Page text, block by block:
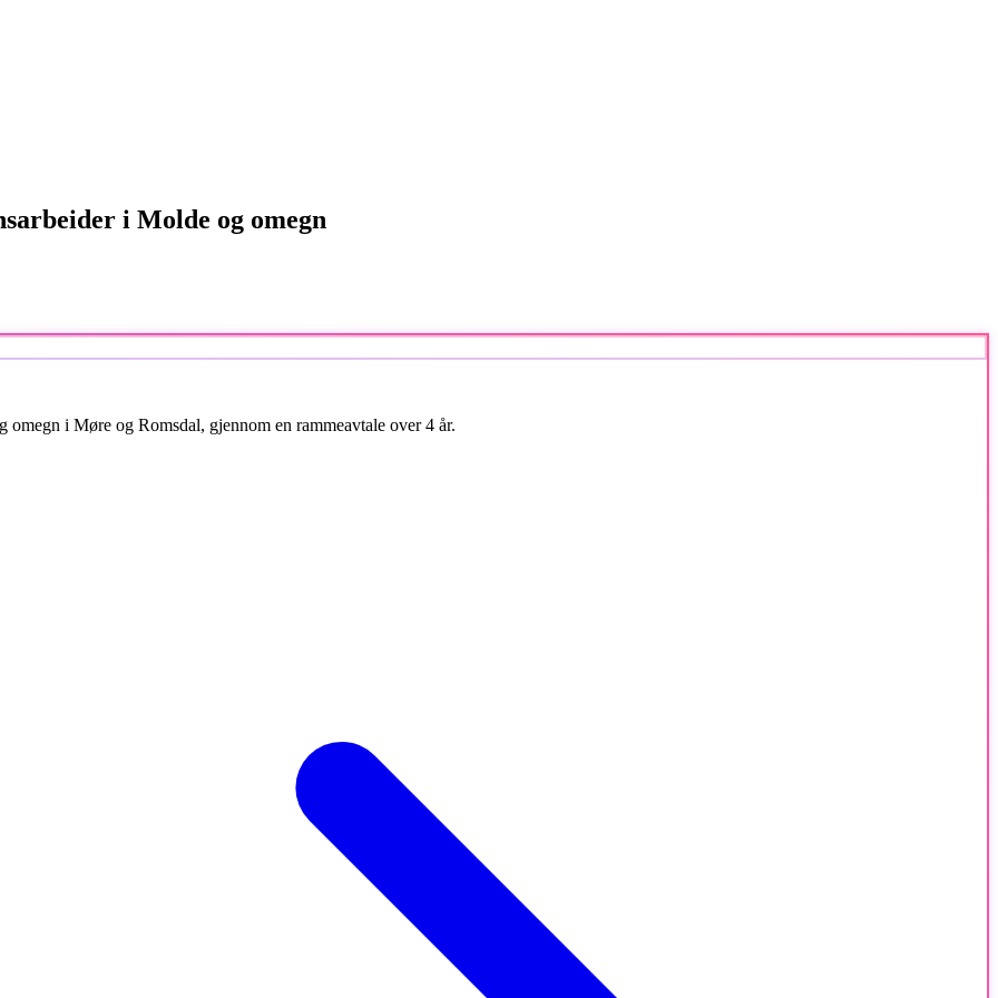
i Molde og omegn
i Møre og Romsdal, gjennom en rammeavtale over 4 år.